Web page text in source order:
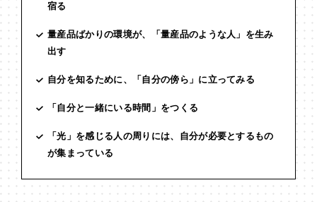
宿る
量産品ばかりの環境が、「量産品のような人」を生み
出す
自分を知るために、「自分の傍ら」に立ってみる
「自分と一緒にいる時間」をつくる
「光」を感じる人の周りには、自分が必要とするもの
が集まっている